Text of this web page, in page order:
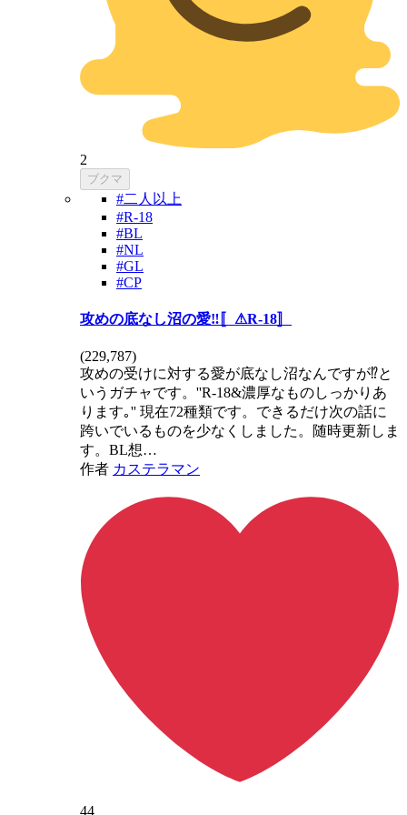
2
ブクマ
#二人以上
#R-18
#BL
#NL
#GL
#CP
攻めの底なし沼の愛‼️〚⚠R-18〛
(229,787)
攻めの受けに対する愛が底なし沼なんですが⁉️と
いうガチャです。''R-18&濃厚なものしっかりあ
ります｡'' 現在72種類です。できるだけ次の話に
跨いでいるものを少なくしました。随時更新しま
す。BL想…
作者 カステラマン
44